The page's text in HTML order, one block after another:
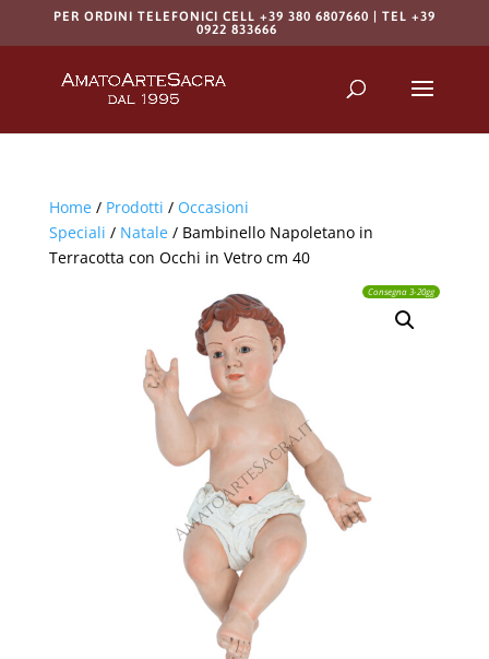
PER ORDINI TELEFONICI CELL +39 380 6807660 | TEL +39
0922 833666
Home/ Prodotti / Occasioni
Speciali / Natale/ Bambinello Napoletano in
Terracotta con Occhi in Vetro cm 40
Consegna 3-20gg